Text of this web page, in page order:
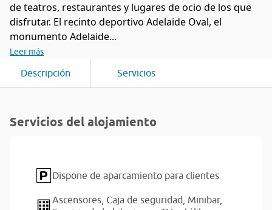
de teatros, restaurantes y lugares de ocio de los que
disfrutar. El recinto deportivo Adelaide Oval, el
monumento Adelaide...
Leer más
Descripción Servicios
Servicios del alojamiento
Dispone de aparcamiento para clientes
Ascensores, Caja de seguridad, Minibar,